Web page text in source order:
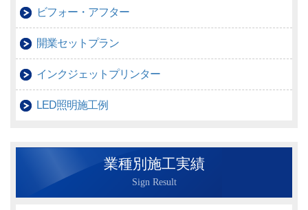
ビフォー・アフター
開業セットプラン
インクジェットプリンター
LED照明施工例
業種別施工実績
Sign Result